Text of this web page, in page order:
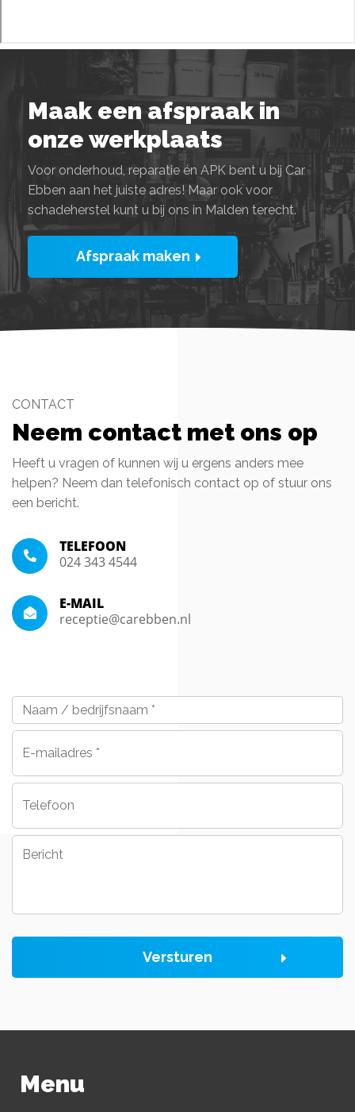
Maak een afspraak in
onze werkplaats
Voor onderhoud, reparatie én APK bent u bij Car
Ebben aan het juiste adres! Maar ook voor
schadeherstel kunt u bij ons in Malden terecht.
Afspraak maken
CONTACT
Neem contact met ons op
Heeft u vragen of kunnen wij u ergens anders mee
helpen? Neem dan telefonisch contact op of stuur ons
een bericht.
TELEFOON
024 343 4544
E-MAIL
receptie@carebben.nl
/
bedrijfsnaam *
mailadres *
Versturen
Menu